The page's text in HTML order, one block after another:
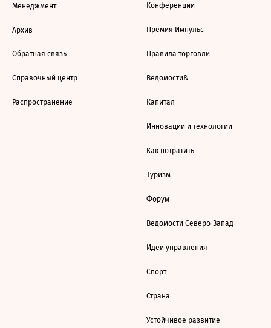
Менеджмент
Архив
Обратная связь
Справочный центр
Распространение
Конференции
Премия Импульс
Правила торговли
Ведомости&
Капитал
Инновации и технологии
Как потратить
Туризм
Форум
Ведомости Северо-Запад
Идеи управления
Спорт
Страна
Устойчивое развитие